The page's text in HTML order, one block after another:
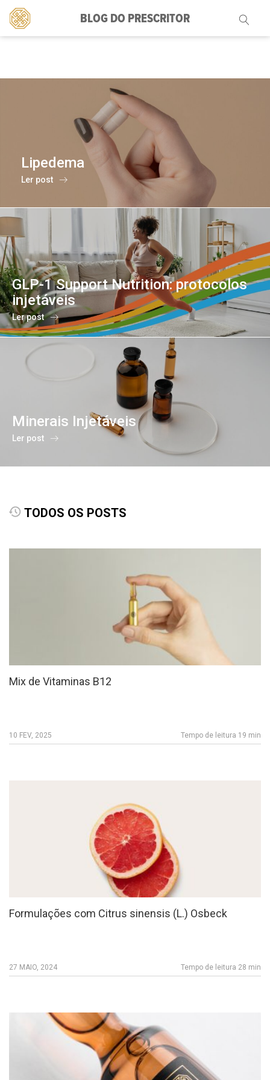
BLOG DO PRESCRITOR
Pesquisar
por:
Lipedema
Ler post
GLP-1 Support Nutrition: protocolos
injetáveis
Ler post
Minerais Injetáveis
Ler post
TODOS OS POSTS
Mix de Vitaminas B12
10 FEV, 2025 Tempo de leitura 19 min
Formulações com Citrus sinensis (L.) Osbeck
27 MAIO, 2024 Tempo de leitura 28 min